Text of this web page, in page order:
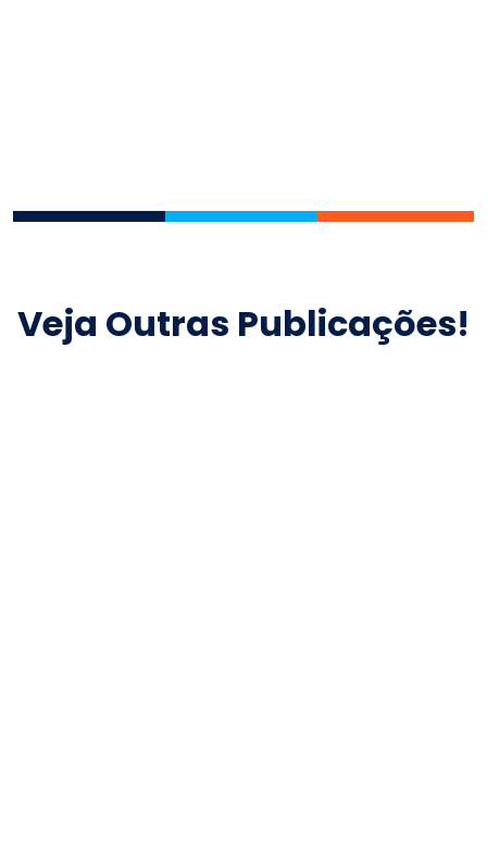
Veja Outras Publicações!